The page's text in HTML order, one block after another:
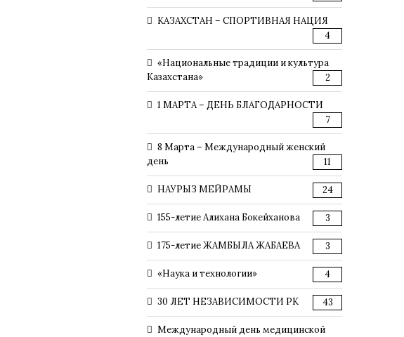
КАЗАХСТАН – СПОРТИВНАЯ НАЦИЯ
4
«Национальные традиции и культура
Казахстана»
2
1 МАРТА – ДЕНЬ БЛАГОДАРНОСТИ
7
8 Марта – Международный женский
день
11
НАУРЫЗ МЕЙРАМЫ 24
155-летие Алихана Бокейханова 3
175-летие ЖАМБЫЛА ЖАБАЕВА 3
«Наука и технологии» 4
30 ЛЕТ НЕЗАВИСИМОСТИ РК 43
Международный день медицинской